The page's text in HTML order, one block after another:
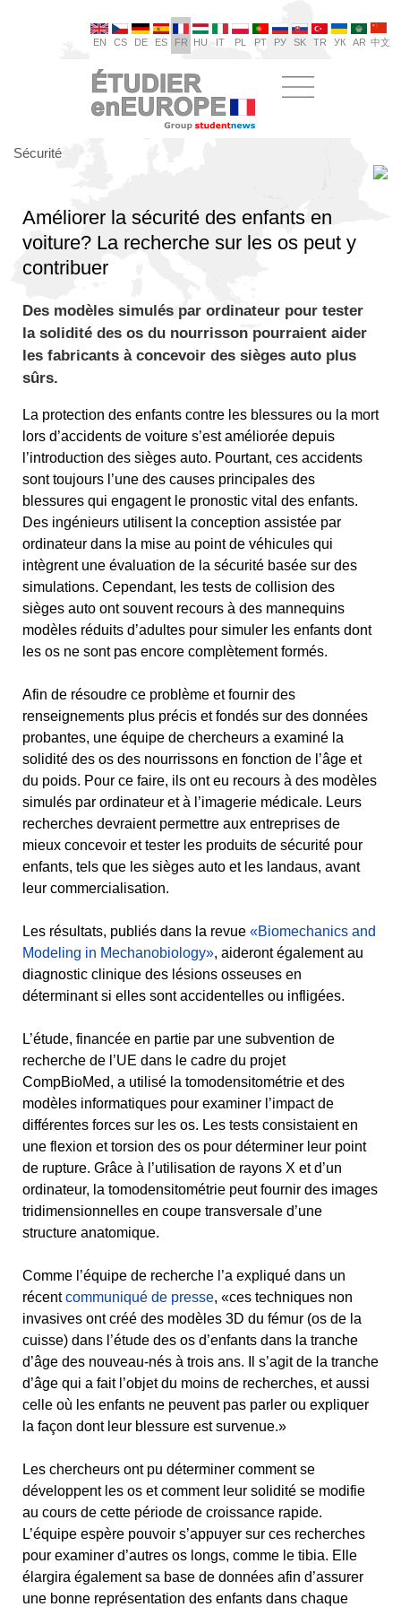
EN CS DE ES FR HU IT PL PT РУ SK TR УК AR 中文
Sécurité
Améliorer la sécurité des enfants en
voiture? La recherche sur les os peut y
contribuer
Des modèles simulés par ordinateur pour tester
la solidité des os du nourrisson pourraient aider
les fabricants à concevoir des sièges auto plus
sûrs.
La protection des enfants contre les blessures ou la mort
lors d’accidents de voiture s’est améliorée depuis
l’introduction des sièges auto. Pourtant, ces accidents
sont toujours l’une des causes principales des
blessures qui engagent le pronostic vital des enfants.
Des ingénieurs utilisent la conception assistée par
ordinateur dans la mise au point de véhicules qui
intègrent une évaluation de la sécurité basée sur des
simulations. Cependant, les tests de collision des
sièges auto ont souvent recours à des mannequins
modèles réduits d’adultes pour simuler les enfants dont
les os ne sont pas encore complètement formés.
Afin de résoudre ce problème et fournir des
renseignements plus précis et fondés sur des données
probantes, une équipe de chercheurs a examiné la
solidité des os des nourrissons en fonction de l’âge et
du poids. Pour ce faire, ils ont eu recours à des modèles
simulés par ordinateur et à l’imagerie médicale. Leurs
recherches devraient permettre aux entreprises de
mieux concevoir et tester les produits de sécurité pour
enfants, tels que les sièges auto et les landaus, avant
leur commercialisation.
Les résultats, publiés dans la revue «Biomechanics and
Modeling in Mechanobiology», aideront également au
diagnostic clinique des lésions osseuses en
déterminant si elles sont accidentelles ou infligées.
L’étude, financée en partie par une subvention de
recherche de l’UE dans le cadre du projet
CompBioMed, a utilisé la tomodensitométrie et des
modèles informatiques pour examiner l’impact de
différentes forces sur les os. Les tests consistaient en
une flexion et torsion des os pour déterminer leur point
de rupture. Grâce à l’utilisation de rayons X et d’un
ordinateur, la tomodensitométrie peut fournir des images
tridimensionnelles en coupe transversale d’une
structure anatomique.
Comme l’équipe de recherche l’a expliqué dans un
récentcommuniqué de presse, «ces techniques non
invasives ont créé des modèles 3D du fémur (os de la
cuisse) dans l’étude des os d’enfants dans la tranche
d’âge des nouveau-nés à trois ans. Il s’agit de la tranche
d’âge qui a fait l’objet du moins de recherches, et aussi
celle où les enfants ne peuvent pas parler ou expliquer
la façon dont leur blessure est survenue.»
Les chercheurs ont pu déterminer comment se
développent les os et comment leur solidité se modifie
au cours de cette période de croissance rapide.
L’équipe espère pouvoir s’appuyer sur ces recherches
pour examiner d’autres os longs, comme le tibia. Elle
élargira également sa base de données afin d’assurer
une bonne représentation des enfants dans chaque